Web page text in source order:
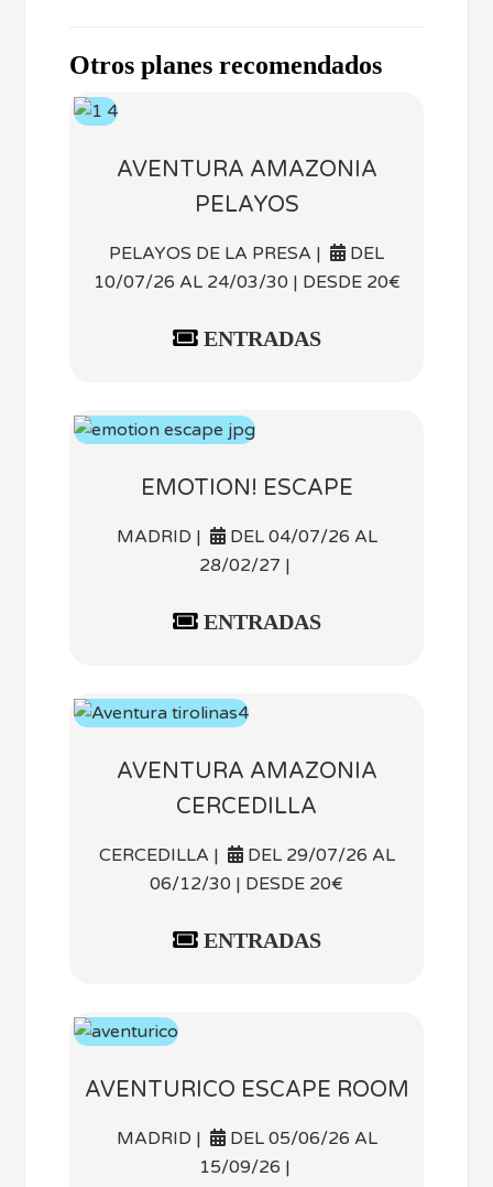
Otros planes recomendados
AVENTURA AMAZONIA
PELAYOS
PELAYOS DE LA PRESA |
DEL
10/07/26 AL 24/03/30 | DESDE 20€
ENTRADAS
EMOTION! ESCAPE
MADRID |
DEL 04/07/26 AL
28/02/27 |
ENTRADAS
AVENTURA AMAZONIA
CERCEDILLA
CERCEDILLA |
DEL 29/07/26 AL
06/12/30 | DESDE 20€
ENTRADAS
AVENTURICO ESCAPE ROOM
MADRID |
DEL 05/06/26 AL
15/09/26 |